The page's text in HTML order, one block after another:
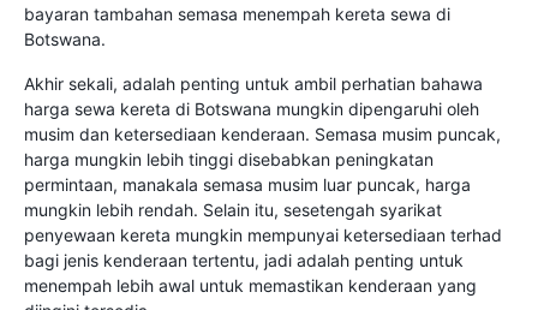
bayaran tambahan semasa menempah kereta sewa di
Botswana.
Akhir sekali, adalah penting untuk ambil perhatian bahawa
harga sewa kereta di Botswana mungkin dipengaruhi oleh
musim dan ketersediaan kenderaan. Semasa musim puncak,
harga mungkin lebih tinggi disebabkan peningkatan
permintaan, manakala semasa musim luar puncak, harga
mungkin lebih rendah. Selain itu, sesetengah syarikat
penyewaan kereta mungkin mempunyai ketersediaan terhad
bagi jenis kenderaan tertentu, jadi adalah penting untuk
menempah lebih awal untuk memastikan kenderaan yang